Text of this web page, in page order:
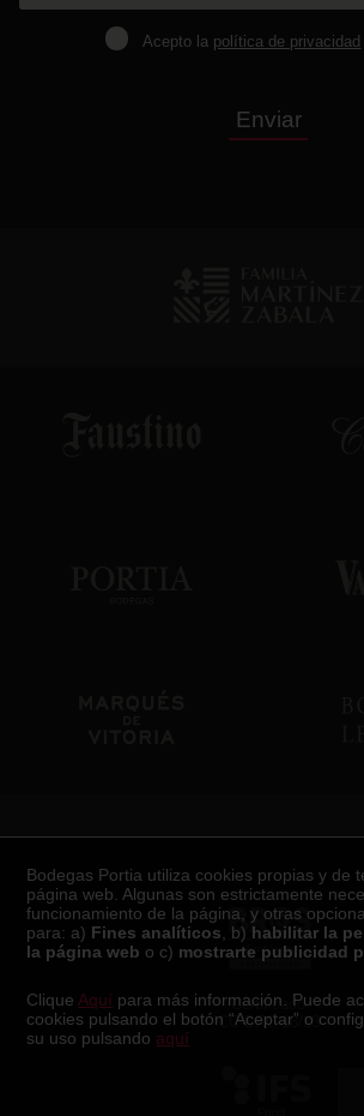
Acepto la política de privacidad
Enviar
Certificaciones
Certificado
CC-BRC-18/23
Bodegas Portia utiliza cookies propias y de
página web. Algunas son estrictamente
funcionamiento de la página, y otras
para: a) Fines analíticos , b) habilitar la
la página web o c) mostrarte publicidad
Clique Aquí para más información. Puede
cookies pulsando el botón “Aceptar” o
su uso pulsando aquí